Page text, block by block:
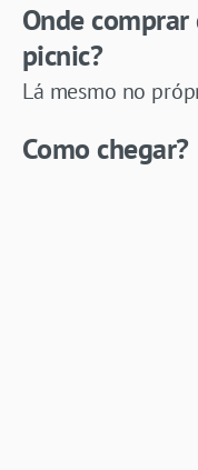
Onde
picnic?
Lá mesmo no
Como chegar?